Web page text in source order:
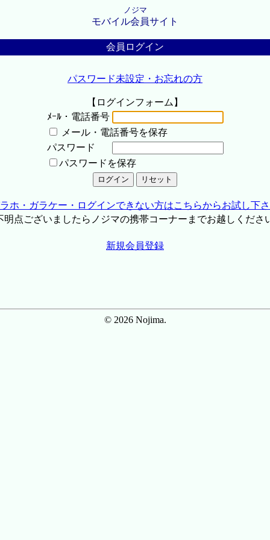
ノジマ
モバイル会員サイト
会員ログイン
パスワード未設定・お忘れの方
【ログインフォーム】
ﾒｰﾙ・電話番号
メール・電話番号を保存
パスワード
パスワードを保存
ホ・ガラケー・ログインできない方はこちらからお試し下
点ございましたらノジマの携帯コーナーまでお越しくださ
新規会員登録
© 2026 Nojima.